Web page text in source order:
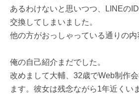
あるわけないと思いつつ、LINEの
交換してしまいました。
他の方がおっしゃっている通りの内
俺の自己紹介まだでした。
改めまして大輔、32歳でWeb制作
ます。彼女は残念ながら1年近くい